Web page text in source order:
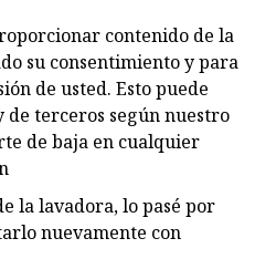
contenido de la
su consentimiento y para
de usted. Esto puede
terceros según nuestro
de baja en cualquier
la lavadora, lo pasé por
nuevamente con